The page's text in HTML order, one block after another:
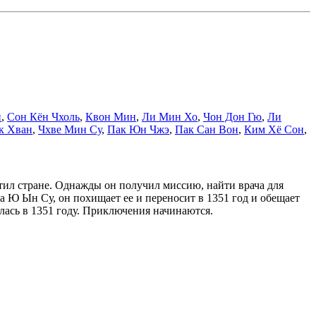
, Сон Кён Чхоль, Квон Мин, Ли Мин Хо, Чон Дон Гю, Ли
Хван, Чхве Мин Су, Пак Юн Чжэ, Пак Сан Вон, Ким Хё Сон,
стране. Однажды он получил миссию, найти врача для
Ю Ын Су, он похищает ее и переносит в 1351 год и обещает
в 1351 году. Приключения начинаются.